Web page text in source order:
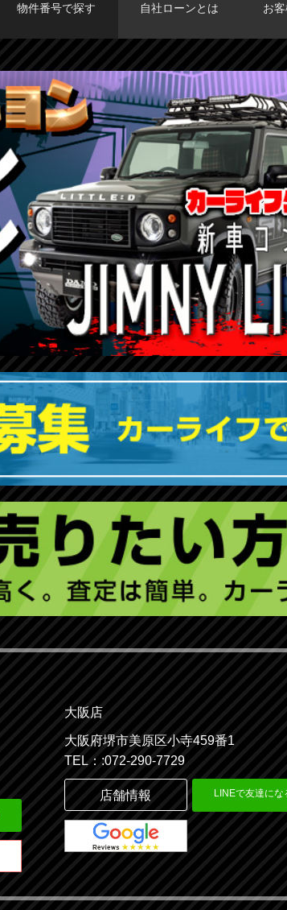
物件番号で探す 自社ローンとは お
カカ
カ
グ
大阪店
大阪府堺市美原区小寺459番1
TEL：:072-290-7729
店舗情報 LINEで友達にな